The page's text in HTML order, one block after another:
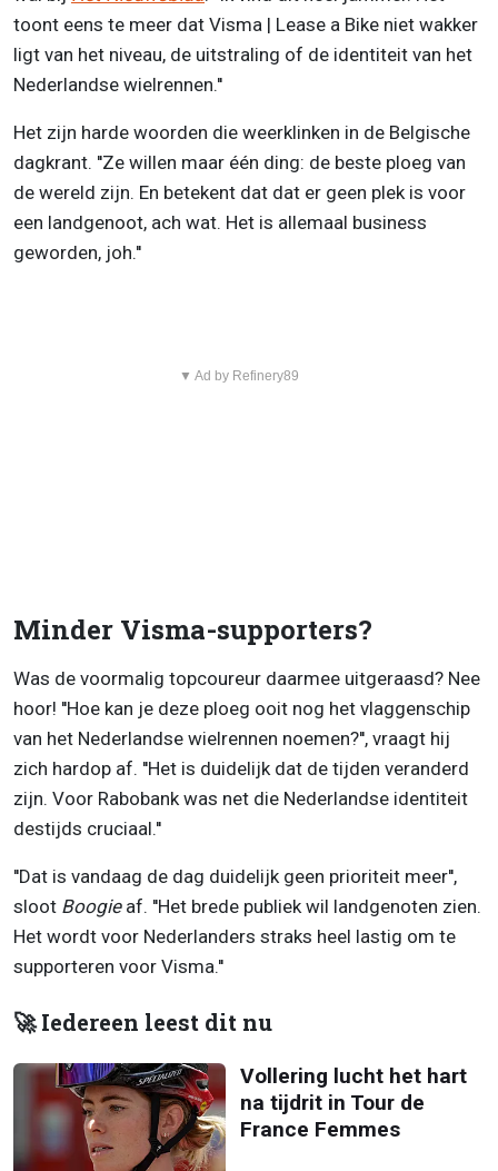
toont eens te meer dat Visma | Lease a Bike niet wakker
ligt van het niveau, de uitstraling of de identiteit van het
Nederlandse wielrennen.''
Het zijn harde woorden die weerklinken in de Belgische
dagkrant. ''Ze willen maar één ding: de beste ploeg van
de wereld zijn. En betekent dat dat er geen plek is voor
een landgenoot, ach wat. Het is allemaal business
geworden, joh.''
▼ Ad by Refinery89
Minder Visma-supporters?
Was de voormalig topcoureur daarmee uitgeraasd? Nee
hoor! ''Hoe kan je deze ploeg ooit nog het vlaggenschip
van het Nederlandse wielrennen noemen?'', vraagt hij
zich hardop af. ''Het is duidelijk dat de tijden veranderd
zijn. Voor Rabobank was net die Nederlandse identiteit
destijds cruciaal.''
''Dat is vandaag de dag duidelijk geen prioriteit meer'',
sloot Boogie af. ''Het brede publiek wil landgenoten zien.
Het wordt voor Nederlanders straks heel lastig om te
supporteren voor Visma.''
🚀 Iedereen leest dit nu
Vollering lucht het hart
na tijdrit in Tour de
France Femmes